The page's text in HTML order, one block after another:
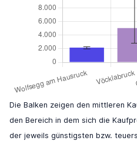
Die Balken zeigen den mittleren
den Bereich in dem sich die
der jeweils günstigsten bzw.